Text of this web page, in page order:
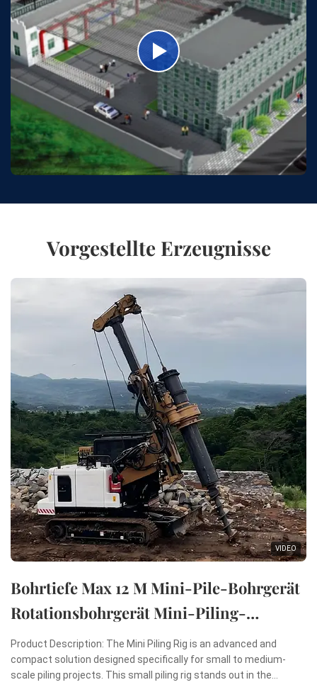
Vorgestellte Erzeugnisse
VIDEO
Bohrtiefe Max 12 M Mini-Pile-Bohrgerät
Rotationsbohrgerät Mini-Piling-
Maschine
Product Description: The Mini Piling Rig is an advanced and
compact solution designed specifically for small to medium-
scale piling projects. This small piling rig stands out in the